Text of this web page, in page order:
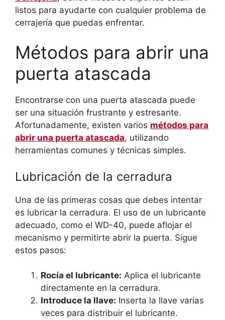
listos para ayudarte con cualquier problema de
cerrajería que puedas enfrentar.
Métodos para abrir una
puerta atascada
Encontrarse con una puerta atascada puede
ser una situación frustrante y estresante.
Afortunadamente, existen varios métodos para
abrir una puerta atascada, utilizando
herramientas comunes y técnicas simples.
Lubricación de la cerradura
Una de las primeras cosas que debes intentar
es lubricar la cerradura. El uso de un lubricante
adecuado, como el WD-40, puede aflojar el
mecanismo y permitirte abrir la puerta. Sigue
estos pasos:
Rocía el lubricante: Aplica el lubricante
directamente en la cerradura.
Introduce la llave: Inserta la llave varias
veces para distribuir el lubricante.